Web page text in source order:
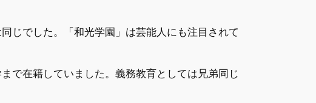
じでした。「和光学園」は芸能人にも注目されて
で在籍していました。義務教育としては兄弟同じ